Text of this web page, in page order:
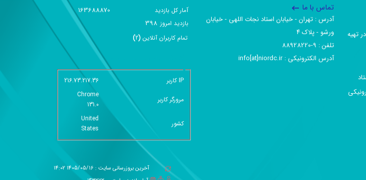
تهیه
تماس با ما
آدرس :‌ تهران - خیابان استاد نجات اللهی - خیابان
ورشو - پلاک ۴
تلفن :‌ 9-88928220
آدرس الکترونیکی :‌ info[at]niordc.ir
آمار کل بازدید 163688870
بازديد امروز 398
تمام کاربران آنلاين (
2
)
گزارش آمار سایت - خلاصه
IP کاربر
216.73.217.36
مرورگر کاربر
Chrome
131.0
کشور
United
States
آخرین بروزرسانی سایت : 1405/05/16 14:02